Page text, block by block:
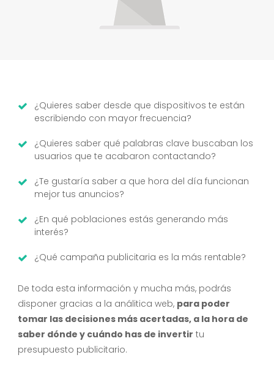
¿Quieres saber desde que dispositivos te están
escribiendo con mayor frecuencia?
¿Quieres saber qué palabras clave buscaban los
usuarios que te acabaron contactando?
¿Te gustaría saber a que hora del día funcionan
mejor tus anuncios?
¿En qué poblaciones estás generando más
interés?
¿Qué campaña publicitaria es la más rentable?
De toda esta información y mucha más, podrás
disponer gracias a la análitica web, para poder
tomar las decisiones más acertadas, a la hora de
saber dónde y cuándo has de invertir tu
presupuesto publicitario.